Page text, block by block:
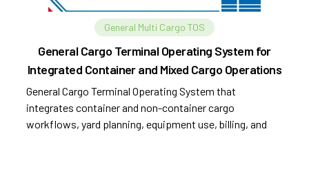
General Multi Cargo TOS
General Cargo Terminal Operating System for
Integrated Container and Mixed Cargo Operations
General Cargo Terminal Operating System that
integrates container and non-container cargo
workflows, yard planning, equipment use, billing, and